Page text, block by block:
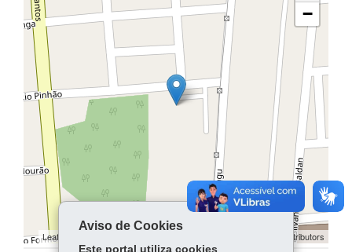
−
Leaflet | © contributors
Aviso de Cookies
Este portal utiliza cookies